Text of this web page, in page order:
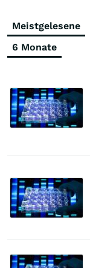
Meistgelesene
6 Monate